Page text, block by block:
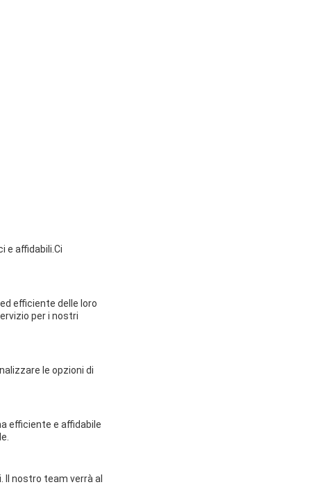
e affidabili.Ci
efficiente delle loro
per i nostri
le opzioni di
efficiente e affidabile
Il nostro team verrà al